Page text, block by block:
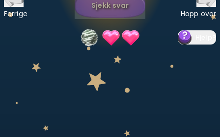
Logg inn
Forrige
Sjekk svar
Hopp over
?